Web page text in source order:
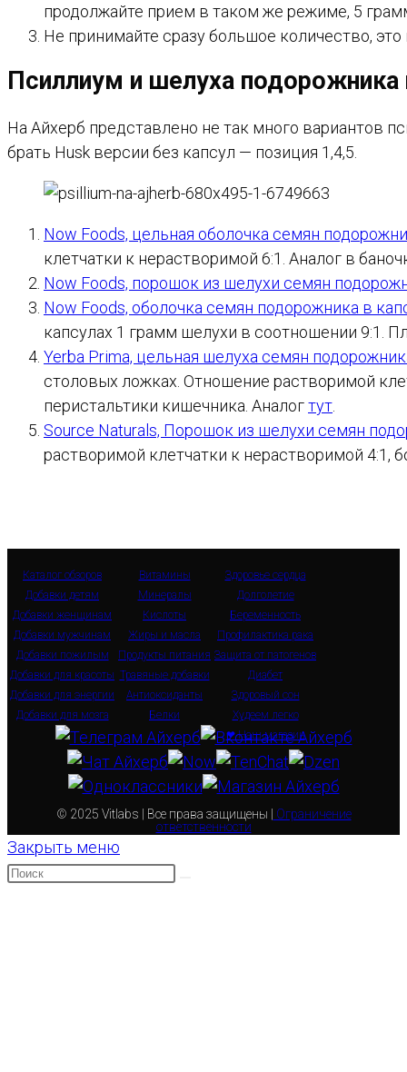
продолжайте прием в таком же режиме, 5
Не принимайте сразу большое количество,
Псиллиум и шелуха подорожника
На Айхерб представлено не так много вариантов
брать Husk версии без капсул — позиция 1,4,5.
Now Foods, цельная оболочка семян
клетчатки к нерастворимой 6:1. Аналог в
Now Foods, порошок из шелухи семян
Now Foods, оболочка семян подорожника в
капсулах 1 грамм шелухи в соотношении 9:1.
Yerba Prima, цельная шелуха семян
столовых ложках. Отношение растворимой
перистальтики кишечника. Аналогтут
Source Naturals, Порошок из шелухи семян
растворимой клетчатки к нерастворимой 4:1,
Каталог обзоров
Добавки детям
Добавки женщинам
Добавки мужчинам
Добавки пожилым
Добавки для красоты
Добавки для энергии
Добавки для мозга
Витамины
Минералы
Кислоты
Жиры и масла
Продукты питания
Травяные добавки
Антиоксиданты
Белки
Здоровье сердца
Долголетие
Беременность
Профилактика рака
Защита от патогенов
Диабет
Здоровый сон
Худеем легко
❤ Наш магазин
© 2025 Vitlabs | Все права защищены |
Ограничение
ответственности
Закрыть меню